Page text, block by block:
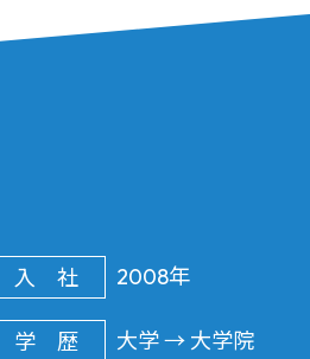
入 社 2008年
学 歴 大学 → 大学院